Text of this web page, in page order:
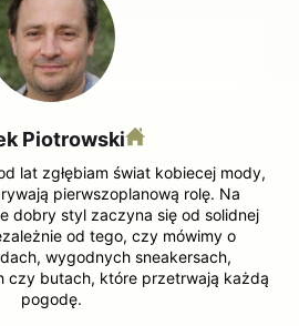
Piotrowski
lat zgłębiam świat kobiecej mody,
pierwszoplanową rolę. Na
dobry styl zaczyna się od solidnej
od tego, czy mówimy o
wygodnych sneakersach,
czy butach, które przetrwają każdą
pogodę.